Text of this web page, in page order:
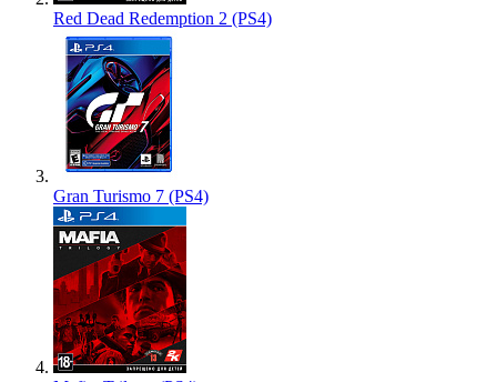
Red Dead Redemption 2 (PS4)
Gran Turismo 7 (PS4)